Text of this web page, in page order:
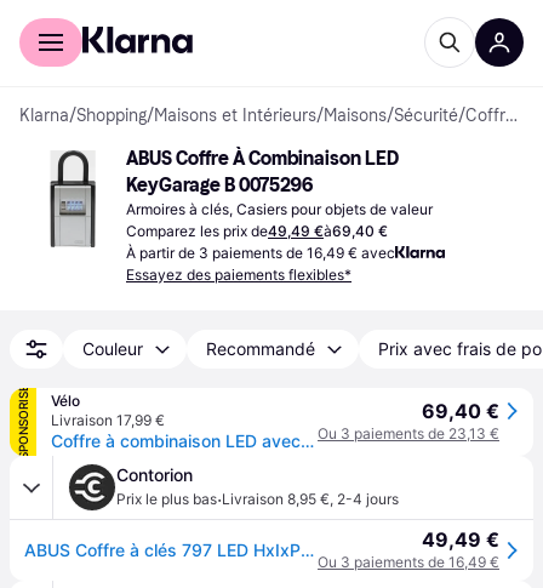
Acheter avec Klarna
Klarna/Shopping/Maisons et Intérieurs/Maisons/Sécurité/ Coffres-forts
ABUS Coffre À Combinaison LED
KeyGarage B 0075296
Armoires à clés, Casiers pour objets de valeur
Comparez les prix de49,49 €à69,40 €
À partir de 3 paiements de 16,49 € avec
Essayez des paiements flexibles*
Couleur Recommandé Prix avec frais de
SPONSORISÉ
Vélo
Livraison 17,99 €
Coffre à combinaison LED avec anse Abus Blister - Gris
69,40 €
Ou 3 paiements de 23,13 €
Contorion
Prix le plus bas·Livraison 8,95 €, 2-4 jours
ABUS Coffre à clés 797 LED HxIxP mm avec serrure à code LED 49,49 €
Ou 3 paiements de 16,49 €